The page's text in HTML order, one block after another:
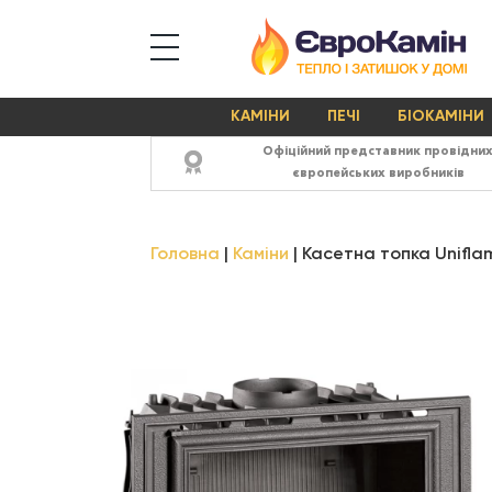
КАМІНИ ПЕЧІ БІОКАМІНИ
Офіційний представник
європейських виробників
Головна Каміни Касетна топка